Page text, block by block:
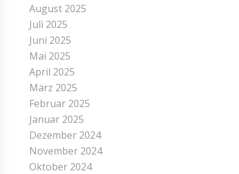
August 2025
Juli 2025
Juni 2025
Mai 2025
April 2025
März 2025
Februar 2025
Januar 2025
Dezember 2024
November 2024
Oktober 2024